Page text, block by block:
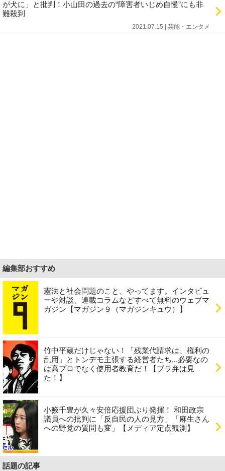
が犬に」と批判！小山田の過去の“障害者いじめ自慢”にも非
難殺到
2021.07.15 | 芸能・エンタメ
編集部おすすめ
憲法と社会問題のこと、やってます。インタビュ
ーや対談、連載コラムなどすべて無料のウェブマ
ガジン【マガジン９（マガジンキュウ）】
竹中平蔵だけじゃない！「残業代請求は、権利の
乱用」とトンデモ主張する経営者たち...必要なの
は高プロでなく使用者教育だ！【ブラ弁は見
た！】
小籔千豊が久々安倍応援団ぶり発揮！ 和田政宗
議員への批判に「反自民の人の見方」「麻生さん
への野党の質問も変」【メディア定点観測】
話題の記事